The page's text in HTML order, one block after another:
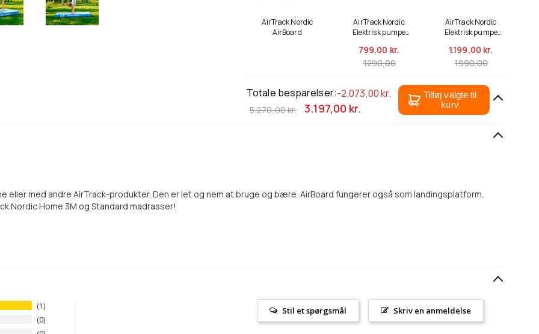
AirTrack Nordic
AirBoard
AirTrack Nordic
Elektrisk pumpe
799,00 kr.
1290,00
AirTrack Nordic
Elektrisk pumpe
1.199,00 kr.
1990,00
Tilføj valgte til
kurv
Totale besparelser:-2.073,00 kr.
3.197,00 kr.
5.270,00 kr.
eller med andre AirTrack-produkter. Den er let og nem at bruge og bære. AirBoard fungerer også som landingsplatform.
Nordic Home 3M og Standard madrasser!
1
0
Skriv en anmeldelse
Stil et spørgsmål